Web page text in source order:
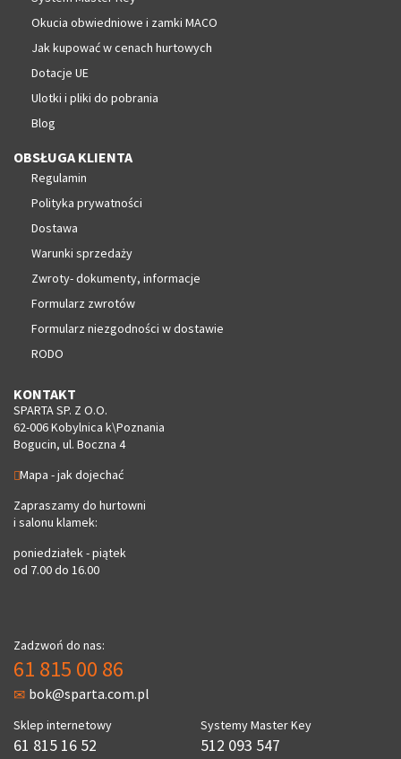
Okucia obwiedniowe i zamki MACO
Jak kupować w cenach hurtowych
Dotacje UE
Ulotki i pliki do pobrania
Blog
OBSŁUGA KLIENTA
Regulamin
Polityka prywatności
Dostawa
Warunki sprzedaży
Zwroty- dokumenty, informacje
Formularz zwrotów
Formularz niezgodności w dostawie
RODO
KONTAKT
SPARTA SP. Z O.O.
62-006 Kobylnica k\Poznania
Bogucin, ul. Boczna 4
Mapa - jak dojechać
Zapraszamy do hurtowni
i salonu klamek:
poniedziałek - piątek
od 7.00 do 16.00
Zadzwoń do nas:
61 815 00 86
bok@sparta.com.pl
Sklep internetowy
61 815 16 52
Systemy Master Key
512 093 547